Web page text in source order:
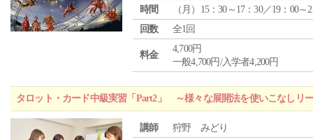
時間
（月）15：30～17：30／19：00～
回数
全1回
料金
4,700円
一般4,700円/入学者4,200円
タロット・カード中級実習「Part2」 ～様々な展開法を使いこなしリ
講師 狩野 みどり